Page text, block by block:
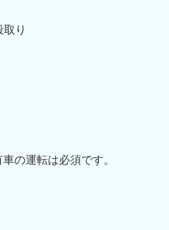
り
の運転は必須です。